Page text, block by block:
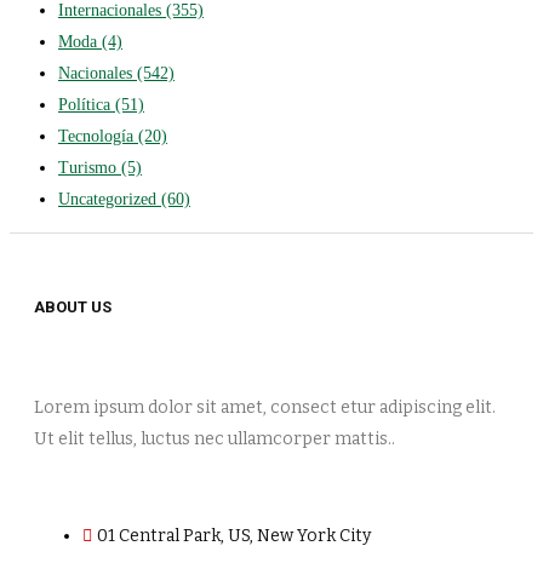
Internacionales (355)
Moda (4)
Nacionales (542)
Política (51)
Tecnología (20)
Turismo (5)
Uncategorized (60)
ABOUT US
Lorem ipsum dolor sit amet, consect etur adipiscing elit.
Ut elit tellus, luctus nec ullamcorper mattis..
01 Central Park, US, New York City